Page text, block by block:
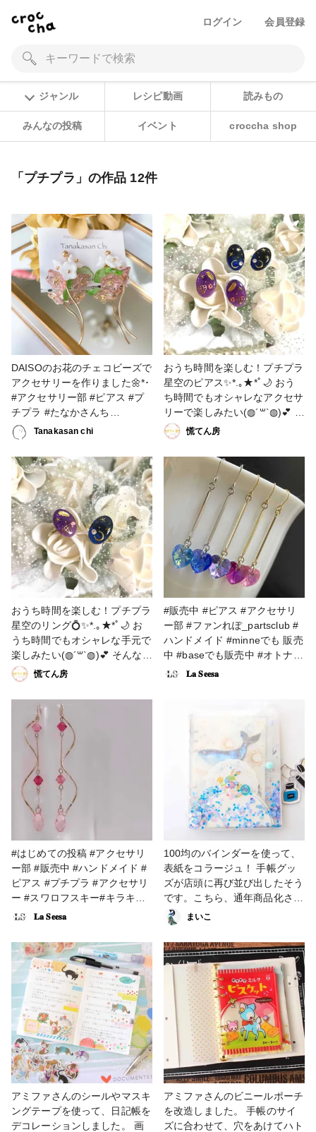
ログイン 会員登録
ジャンル レシピ動画 読みもの
みんなの投稿 イベント croccha shop
「プチプラ」の作品 12件
DAISOのお花のチェコビーズで
アクセサリーを作りました🌼*･
#アクセサリー部 #ピアス #プ
チプラ #たなかさんち
#YouTube #DAISO
Tanakasan chi
おうち時間を楽しむ！プチプラ
星空のピアス✨*.｡★*ﾟ🌙 おう
ち時間でもオシャレなアクセサ
リーで楽しみたい(◍︎´꒳`◍︎)💕 そ
んな想いからプチプラ価格の邪
魔にならないキラキラピアスを
製作しました❣️❣️ レジンの中に
は月や星などのモチーフを閉じ
込め、背景はグラデーションカ
ラーで星空をイメージしました
🌃🌙*.｡★*ﾟ 表面はツヤツヤ✨
沢山のラメも使用しているの
で、耳元でキラキラと輝きます
🥰🥰 プチプラ価格でギフトと
してもオススメですよ🎁 背景
のグラデーションの出し方にこ
だわりました✨ #バレンタイン
コンテスト #アクセサリー部 #
レジン #販売中 #ピアス #星空
#月 #星 #プチプラ #おうち時
慌てん房
おうち時間を楽しむ！プチプラ
星空のリング💍✨*.｡★*ﾟ🌙 お
うち時間でもオシャレな手元で
楽しみたい(◍︎´꒳`◍︎)💕 そんな想
いからプチプラ価格のキラキラ
リングを製作しました❣️❣️ レジ
ンの中には月や星などのモチー
フを閉じ込め、背景はグラデー
ションカラーで星空をイメージ
しました🌃🌙*.｡★*ﾟ 表面はツ
ヤツヤ✨沢山のラメも使用して
いるので、手元でキラキラと輝
きます🥰🥰 プチプラ価格でギ
フトとしてもオススメですよ🎁
背景のグラデーションの出し方
にこだわりました✨ #バレンタ
インコンテスト #アクセサリー
部 #リング #販売中 #UVレジン
#星空 #月 #星 #プチプラ #おう
ち時間 #ファンれぽ_partsclub
慌てん房
#販売中 #ピアス #アクセサリ
ー部 #ファンれぽ_partsclub #
ハンドメイド #minneでも 販売
中 #baseでも販売中 #オトナ女
子 #プチプラ #大人かわいい #
𝐋𝐚 𝐒𝐞𝐞𝐬𝐚
#はじめての投稿 #アクセサリ
ー部 #販売中 #ハンドメイド #
ピアス #プチプラ #アクセサリ
ー #スワロフスキー#キラキラ
#その他のハンドメイド
𝐋𝐚 𝐒𝐞𝐞𝐬𝐚
100均のバインダーを使って、
表紙をコラージュ！ 手帳グッ
ズが店頭に再び並び出したそう
です。こちら、通年商品化され
たそうですので、ぜひチェック
してください💕 ・ ・ ・ アミ
ファさんの商品は、全国１００
円ショップの一部店舗で販売中
です。 なお、お近くの販売店
に関する情報は当方ではわかり
かねますので、直接アミファさ
んに聞いてください。または
info@amifa.co.jp へメールでお
問い合わせください。
#amifadiy #アミファ #amifa
#100円ショップ #百均 #ワンコ
イン #プチプラ #DIY #ハンド
メイド #handmade #手作り#
セリア #ペーパークラフト
まいこ
アミファさんのシールやマスキ
ングテープを使って、日記帳を
デコレーションしました。 画
アミファさんのビニールポーチ
を改造しました。 手帳のサイ
ズに合わせて、穴をあけてハト